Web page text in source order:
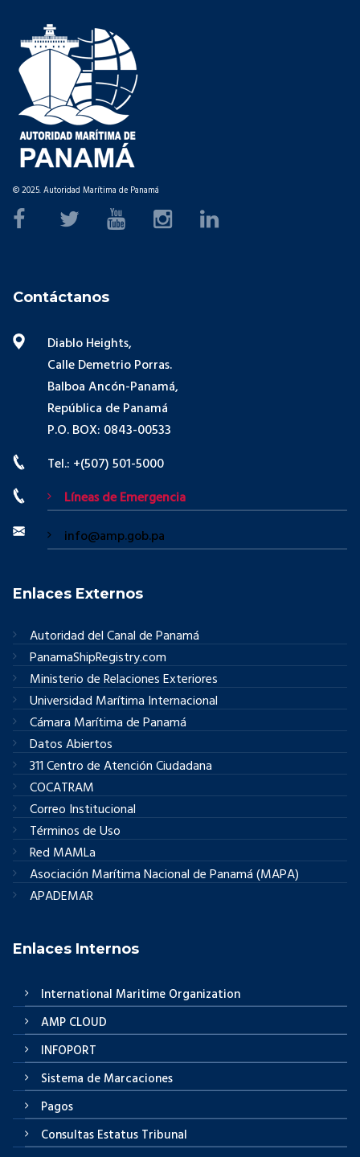
© 2025. Autoridad Marítima de Panamá
Contáctanos
Diablo Heights,
Calle Demetrio Porras.
Balboa Ancón-Panamá,
República de Panamá
P.O. BOX: 0843-00533
Tel.: +(507) 501-5000
Líneas de Emergencia
info@amp.gob.pa
Enlaces Externos
Autoridad del Canal de Panamá
PanamaShipRegistry.com
Ministerio de Relaciones Exteriores
Universidad Marítima Internacional
Cámara Marítima de Panamá
Datos Abiertos
311 Centro de Atención Ciudadana
COCATRAM
Correo Institucional
Términos de Uso
Red MAMLa
Asociación Marítima Nacional de Panamá (MAPA)
APADEMAR
Enlaces Internos
International Maritime Organization
AMP CLOUD
INFOPORT
Sistema de Marcaciones
Pagos
Consultas Estatus Tribunal